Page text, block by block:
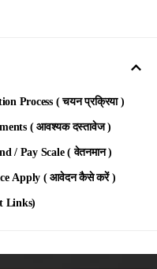
Process ( चयन प्रक्रिया )
( आवश्यक दस्तावेज )
/ Pay Scale ( वेतनमान )
Apply ( आवेदन कैसे करें )
Links)